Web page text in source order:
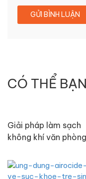
CÓ THỂ
Giải pháp làm sạch
không khí văn phòng